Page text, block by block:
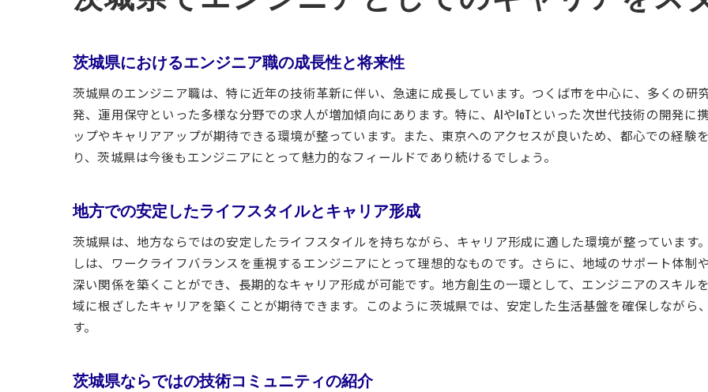
茨城県における最新技術の導入事例
つくば市を中心とした技術革新の実態
地元産業とエンジニアの連携が生むシナジー
今後のエンジニア市場の展望
茨城県のエンジニア職の多様性と就職市場の現状
茨城県の企業が求める人材像
エンジニアに特化した求人サイトの活用法
異業種からの転職者が活躍するフィールド
地元企業とのネットワーク構築の方法
茨城県におけるエンジニア職の成長性と将来性
茨城県のエンジニア職は、特に近年の技術革新に伴い、急速に成長しています。つくば市を中心に、多くの
発、運用保守といった多様な分野での求人が増加傾向にあります。特に、AIやIoTといった次世代技術の開発
ップやキャリアアップが期待できる環境が整っています。また、東京へのアクセスが良いため、都心での経験
り、茨城県は今後もエンジニアにとって魅力的なフィールドであり続けるでしょう。
地方での安定したライフスタイルとキャリア形成
茨城県は、地方ならではの安定したライフスタイルを持ちながら、キャリア形成に適した環境が整っていま
しは、ワークライフバランスを重視するエンジニアにとって理想的なものです。さらに、地域のサポート体
深い関係を築くことができ、長期的なキャリア形成が可能です。地方創生の一環として、エンジニアのスキル
域に根ざしたキャリアを築くことが期待できます。このように茨城県では、安定した生活基盤を確保しなが
す。
茨城県ならではの技術コミュニティの紹介